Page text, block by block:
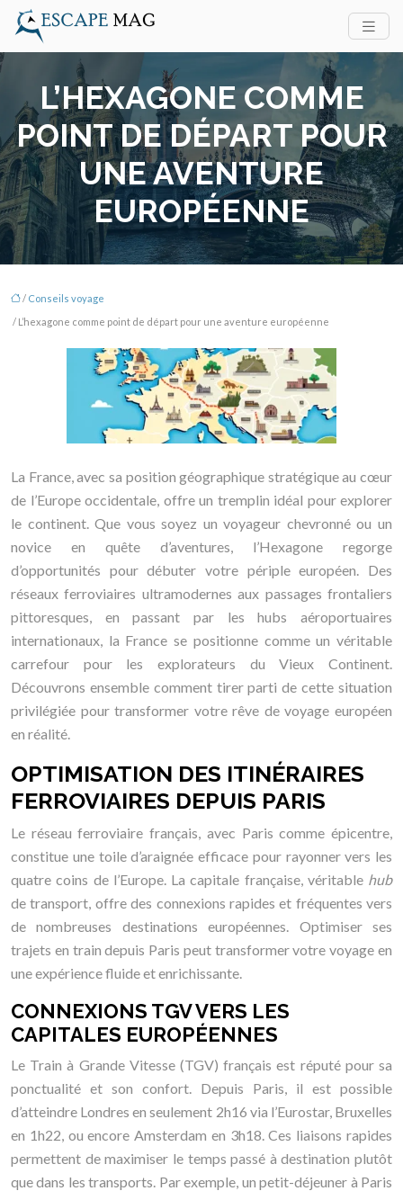
L’HEXAGONE COMME
POINT DE DÉPART POUR
UNE AVENTURE
EUROPÉENNE
/ Conseils voyage
/ L’hexagone comme point de départ pour une aventure européenne
La France, avec sa position géographique stratégique au cœur
de l’Europe occidentale, offre un tremplin idéal pour explorer
le continent. Que vous soyez un voyageur chevronné ou un
novice en quête d’aventures, l’Hexagone regorge
d’opportunités pour débuter votre périple européen. Des
réseaux ferroviaires ultramodernes aux passages frontaliers
pittoresques, en passant par les hubs aéroportuaires
internationaux, la France se positionne comme un véritable
carrefour pour les explorateurs du Vieux Continent.
Découvrons ensemble comment tirer parti de cette situation
privilégiée pour transformer votre rêve de voyage européen
en réalité.
OPTIMISATION DES ITINÉRAIRES
FERROVIAIRES DEPUIS PARIS
Le réseau ferroviaire français, avec Paris comme épicentre,
constitue une toile d’araignée efficace pour rayonner vers les
quatre coins de l’Europe. La capitale française, véritable hub
de transport, offre des connexions rapides et fréquentes vers
de nombreuses destinations européennes. Optimiser ses
trajets en train depuis Paris peut transformer votre voyage en
une expérience fluide et enrichissante.
CONNEXIONS TGV VERS LES
CAPITALES EUROPÉENNES
Le Train à Grande Vitesse (TGV) français est réputé pour sa
ponctualité et son confort. Depuis Paris, il est possible
d’atteindre Londres en seulement 2h16 via l’Eurostar, Bruxelles
en 1h22, ou encore Amsterdam en 3h18. Ces liaisons rapides
permettent de maximiser le temps passé à destination plutôt
que dans les transports. Par exemple, un petit-déjeuner à Paris